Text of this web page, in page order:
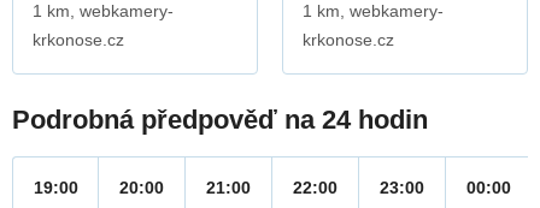
1 km, webkamery-
krkonose.cz
1 km, webkamery-
krkonose.cz
Podrobná předpověď na 24 hodin
19:00 20:00 21:00 22:00 23:00 00:00